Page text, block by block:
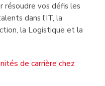
résoudre vos défis les
dans l'IT, la
la Logistique et la
de carrière chez